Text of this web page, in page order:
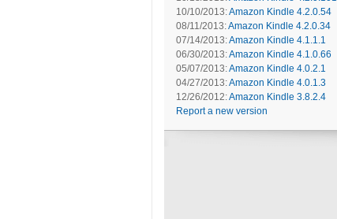
10/10/2013:Amazon Kindle 4.2.0.54
08/11/2013:Amazon Kindle 4.2.0.34
07/14/2013:Amazon Kindle 4.1.1.1
06/30/2013:Amazon Kindle 4.1.0.66
05/07/2013:Amazon Kindle 4.0.2.1
04/27/2013:Amazon Kindle 4.0.1.3
12/26/2012:Amazon Kindle 3.8.2.4
Report a new version